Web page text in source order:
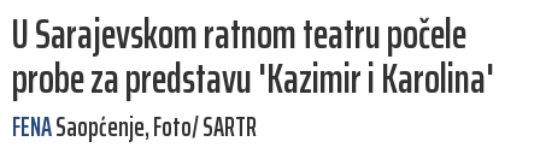
U Sarajevskom ratnom teatru počele
probe za predstavu 'Kazimir i Karolina'
FENASaopćenje, Foto/ SARTR